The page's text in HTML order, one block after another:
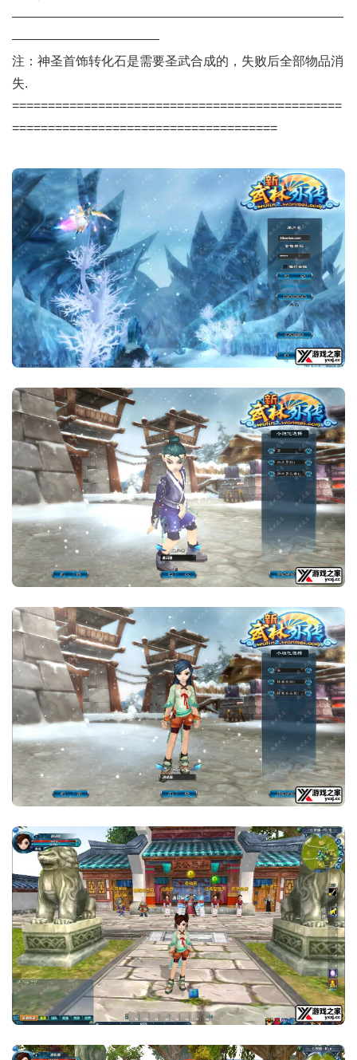
——————————————————————————
———————————–
注：神圣首饰转化石是需要圣武合成的，失败后全部物品消
失.
==============================================
=====================================